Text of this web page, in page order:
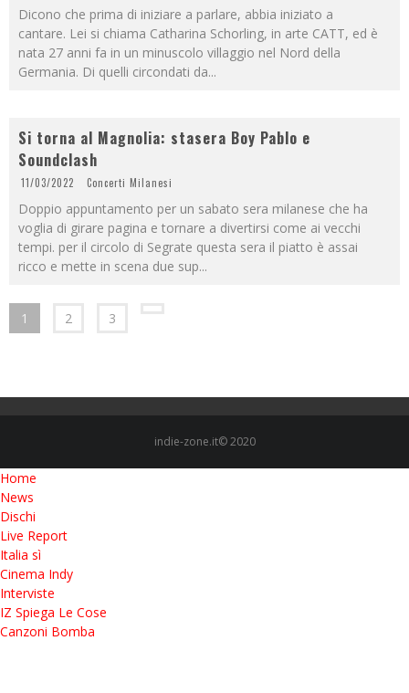
Dicono che prima di iniziare a parlare, abbia iniziato a
cantare. Lei si chiama Catharina Schorling, in arte CATT, ed è
nata 27 anni fa in un minuscolo villaggio nel Nord della
Germania. Di quelli circondati da...
Si torna al Magnolia: stasera Boy Pablo e
Soundclash
11/03/2022 Concerti Milanesi
Doppio appuntamento per un sabato sera milanese che ha
voglia di girare pagina e tornare a divertirsi come ai vecchi
tempi. per il circolo di Segrate questa sera il piatto è assai
ricco e mette in scena due sup...
1 2 3
indie-zone.it© 2020
Home
News
Dischi
Live Report
Italia sì
Cinema Indy
Interviste
IZ Spiega Le Cose
Canzoni Bomba